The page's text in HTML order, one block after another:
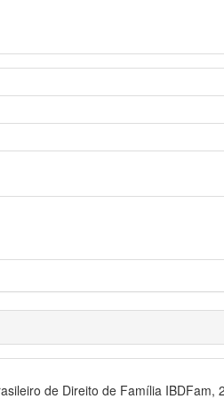
de Direito de Família IBDFam,